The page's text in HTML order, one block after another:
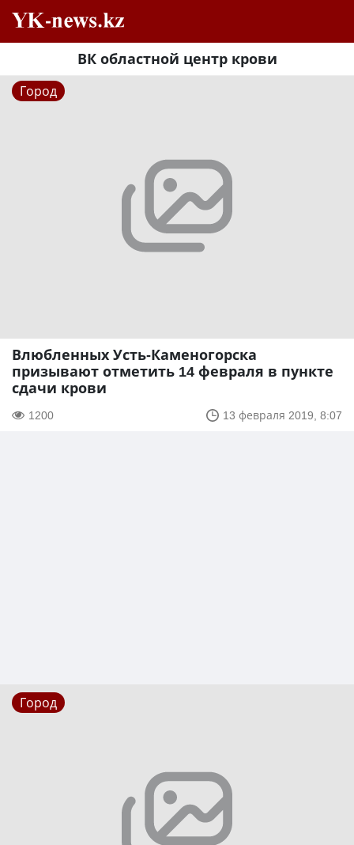
ВК областной центр крови
Город
Влюбленных Усть-Каменогорска
призывают отметить 14 февраля в пункте
сдачи крови
1200 13 февраля 2019, 8:07
Город